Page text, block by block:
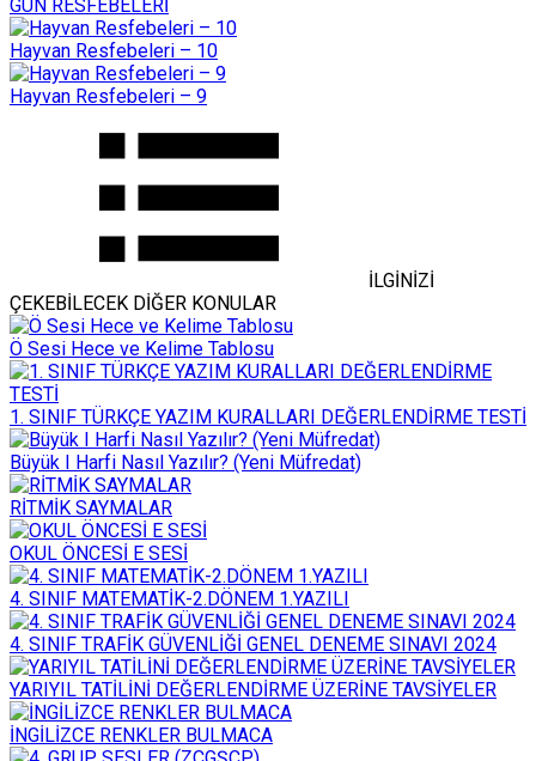
GÜN RESFEBELERİ
Hayvan Resfebeleri – 10
Hayvan Resfebeleri – 9
İLGİNİZİ
ÇEKEBİLECEK DİĞER KONULAR
Ö Sesi Hece ve Kelime Tablosu
1. SINIF TÜRKÇE YAZIM KURALLARI DEĞERLENDİRME TESTİ
Büyük I Harfi Nasıl Yazılır? (Yeni Müfredat)
RİTMİK SAYMALAR
OKUL ÖNCESİ E SESİ
4. SINIF MATEMATİK-2.DÖNEM 1.YAZILI
4. SINIF TRAFİK GÜVENLİĞİ GENEL DENEME SINAVI 2024
YARIYIL TATİLİNİ DEĞERLENDİRME ÜZERİNE TAVSİYELER
İNGİLİZCE RENKLER BULMACA